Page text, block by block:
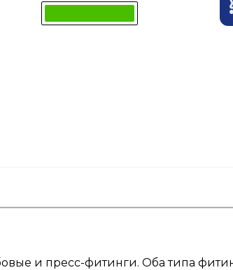
и пресс-фитинги. Оба типа